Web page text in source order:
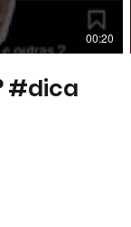
00:20
#dica